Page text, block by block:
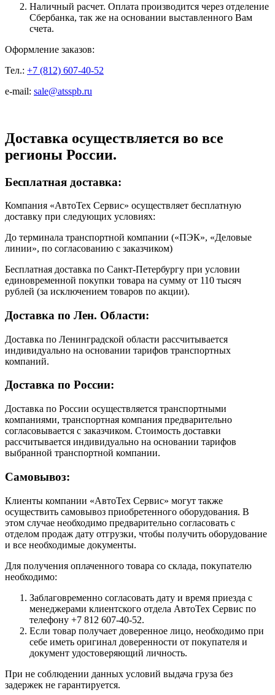
Наличный расчет. Оплата производится через отделение
Сбербанка, так же на основании выставленного Вам
счета.
Оформление заказов:
Тел.: +7 (812) 607-40-52
e-mail: sale@atsspb.ru
Доставка осуществляется во все
регионы России.
Бесплатная доставка:
Компания «АвтоТех Сервис» осуществляет бесплатную
доставку при следующих условиях:
До терминала транспортной компании («ПЭК», «Деловые
линии», по согласованию с заказчиком)
Бесплатная доставка по Санкт-Петербургу при условии
единовременной покупки товара на сумму от 110 тысяч
рублей (за исключением товаров по акции).
Доставка по Лен. Области:
Доставка по Ленинградской области рассчитывается
индивидуально на основании тарифов транспортных
компаний.
Доставка по России:
Доставка по России осуществляется транспортными
компаниями, транспортная компания предварительно
согласовывается с заказчиком. Стоимость доставки
рассчитывается индивидуально на основании тарифов
выбранной транспортной компании.
Самовывоз:
Клиенты компании «АвтоТех Сервис» могут также
осуществить самовывоз приобретенного оборудования. В
этом случае необходимо предварительно согласовать с
отделом продаж дату отгрузки, чтобы получить оборудование
и все необходимые документы.
Для получения оплаченного товара со склада, покупателю
необходимо:
Заблаговременно согласовать дату и время приезда с
менеджерами клиентского отдела АвтоТех Сервис по
телефону +7 812 607-40-52.
Если товар получает доверенное лицо, необходимо при
себе иметь оригинал доверенности от покупателя и
документ удостоверяющий личность.
При не соблюдении данных условий выдача груза без
задержек не гарантируется.